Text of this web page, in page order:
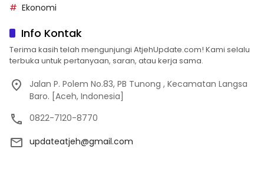
Ekonomi
Info Kontak
Terima kasih telah mengunjungi AtjehUpdate.com! Kami selalu
terbuka untuk pertanyaan, saran, atau kerja sama.
Jalan P. Polem No.83, PB Tunong , Kecamatan Langsa
Baro. [Aceh, Indonesia]
0822-7120-8770
updateatjeh@gmail.com